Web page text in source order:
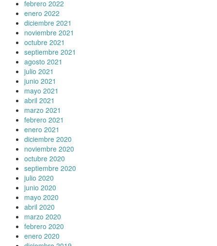
febrero 2022
enero 2022
diciembre 2021
noviembre 2021
octubre 2021
septiembre 2021
agosto 2021
julio 2021
junio 2021
mayo 2021
abril 2021
marzo 2021
febrero 2021
enero 2021
diciembre 2020
noviembre 2020
octubre 2020
septiembre 2020
julio 2020
junio 2020
mayo 2020
abril 2020
marzo 2020
febrero 2020
enero 2020